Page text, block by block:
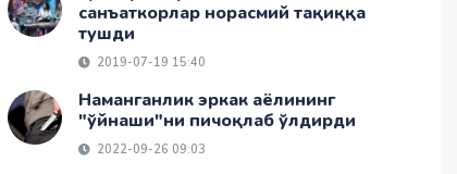
санъаткорлар норасмий тақиққа
тушди
2019-07-19 15:40
Наманганлик эркак аёлининг
"ўйнаши"ни пичоқлаб ўлдирди
2022-09-26 09:03